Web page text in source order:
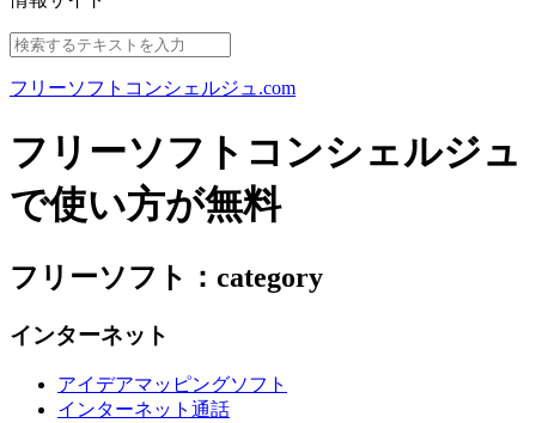
フリーソフトコンシェルジュ.com
フリーソフトコンシェルジュ
で使い方が無料
フリーソフト：category
インターネット
アイデアマッピングソフト
インターネット通話